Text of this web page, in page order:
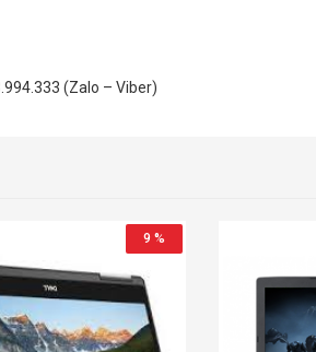
(Zalo – Viber)
9 %